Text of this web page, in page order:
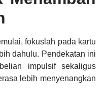
fokuslah pada kartu
dahulu. Pendekatan ini
impulsif sekaligus
lebih menyenangkan